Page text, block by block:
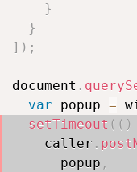
}
}
] ) ;
document .
var popup =
setTimeout ( ( )
    caller
.
      popup
,